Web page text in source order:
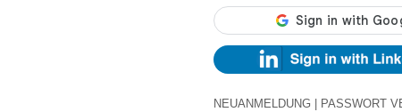
NEUANMELDUNG PASSWORT